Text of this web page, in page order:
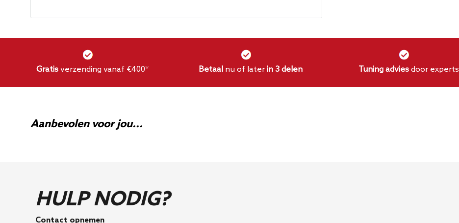
Van welk materiaal is de motorafdekking gemaakt?
Gratis verzending vanaf €400* Betaalnu of later in 3 delen Tuning adviesdoor experts
Aanbevolen voor jou...
HULP NODIG?
Contact opnemen